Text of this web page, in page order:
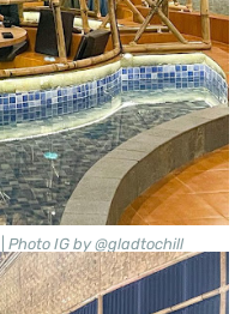
Photo IG by @gladtochill